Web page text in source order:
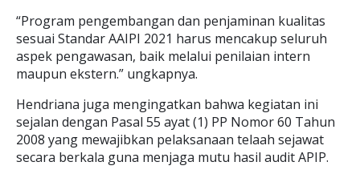
“Program pengembangan dan penjaminan kualitas
sesuai Standar AAIPI 2021 harus mencakup seluruh
aspek pengawasan, baik melalui penilaian intern
maupun ekstern.” ungkapnya.
Hendriana juga mengingatkan bahwa kegiatan ini
sejalan dengan Pasal 55 ayat (1) PP Nomor 60 Tahun
2008 yang mewajibkan pelaksanaan telaah sejawat
secara berkala guna menjaga mutu hasil audit APIP.